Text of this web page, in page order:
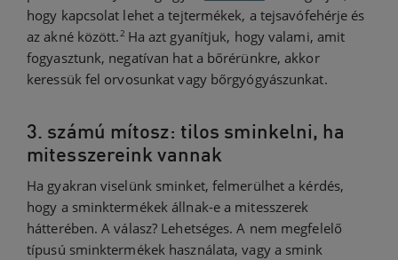
hogy kapcsolat lehet a tejtermékek, a tejsavófehérje és
az akné között.2 Ha azt gyanítjuk, hogy valami, amit
fogyasztunk, negatívan hat a bőrérünkre, akkor
keressük fel orvosunkat vagy bőrgyógyászunkat.
3. számú mítosz: tilos sminkelni, ha
mitesszereink vannak
Ha gyakran viselünk sminket, felmerülhet a kérdés,
hogy a sminktermékek állnak-e a mitesszerek
hátterében. A válasz? Lehetséges. A nem megfelelő
típusú sminktermékek használata, vagy a smink